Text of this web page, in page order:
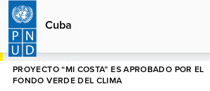
Pasar
contenido
principal
Cuba
HOME
PROYECTO “MI COSTA” ES APROBADO POR EL
FONDO VERDE DEL CLIMA